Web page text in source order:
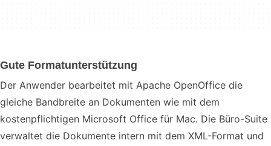
Gute Formatunterstützung
Der Anwender bearbeitet mit Apache OpenOffice die
gleiche Bandbreite an Dokumenten wie mit dem
kostenpflichtigen Microsoft Office für Mac. Die Büro-Suite
verwaltet die Dokumente intern mit dem XML-Format und